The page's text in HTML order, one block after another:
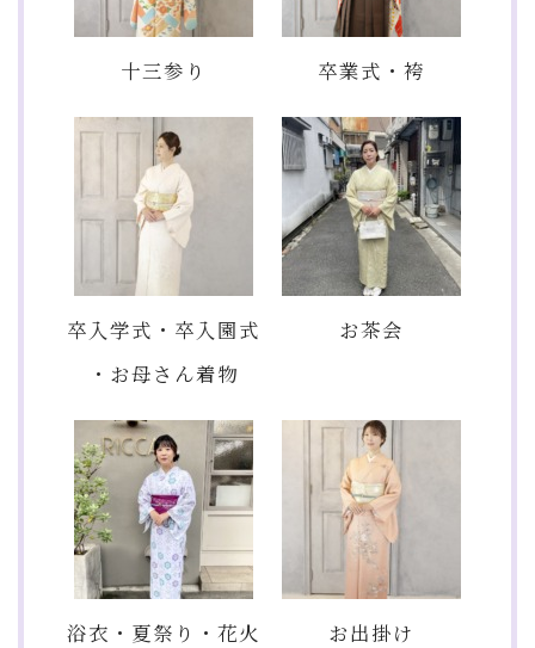
十三参り 卒業式・袴
卒入学式・卒入園式
・お母さん着物
お茶会
浴衣・夏祭り・花火
お出掛け